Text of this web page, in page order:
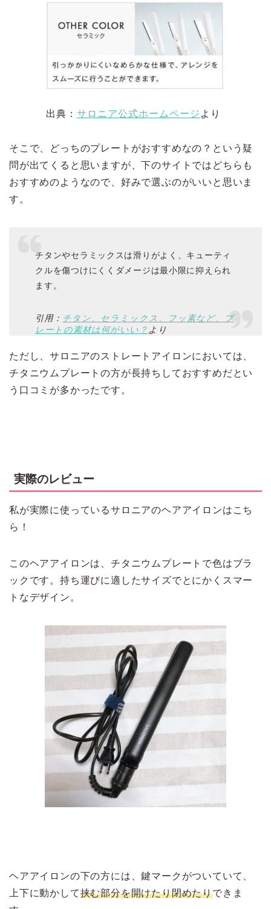
出典： サロニア公式ホームページ より
そこで、どっちのプレートがおすすめなの？という疑
問が出てくると思いますが、下のサイトではどちらも
おすすめのようなので、好みで選ぶのがいいと思いま
す。
チタンやセラミックスは滑りがよく、キューティ
クルを傷つけにくくダメージは最小限に抑えられ
ます。
引用： チタン、セラミックス、フッ素など、プ
レートの素材は何がいい？ より
ただし、サロニアのストレートアイロンにおいては、
チタニウムプレートの方が長持ちしておすすめだとい
う口コミが多かったです。
実際のレビュー
私が実際に使っているサロニアのヘアアイロンはこち
ら！
このヘアアイロンは、チタニウムプレートで色はブラ
ックです。持ち運びに適したサイズでとにかくスマー
トなデザイン。
ヘアアイロンの下の方には、鍵マークがついていて、
上下に動かして挟む部分を開けたり閉めたりできま